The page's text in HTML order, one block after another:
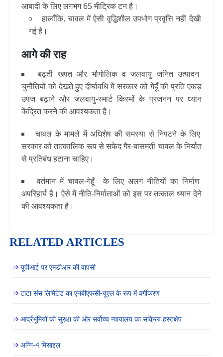
आबादी के लिए लगभग 65 मीट्रिक टन है।
हालाँकि, चावल में ऐसी वृद्धिशील उपभोग प्रवृत्ति नहीं देखी
गई है।
आगे की राह
बढ़ती खपत और भौगोलिक व जलवायु जनित उत्पादन
चुनौतियों को देखते हुए दीर्घावधि में सरकार को गेहूँ की प्रति एकड़
उपज बढ़ाने और जलवायु-स्मार्ट किस्मों के प्रजनन पर ध्यान
केंद्रित करने की आवश्यकता है।
चावल के मामले में अधिशेष की समस्या से निपटने के लिए
सरकार को तात्कालिक रूप से सफेद गैर-बासमती चावल के निर्यात
से प्रतिबंध हटाना चाहिए।
वर्तमान में चावल-गेहूँ के लिए अलग नीतियों का निर्माण
अपरिहार्य है। ऐसे में नीति-निर्माताओं को इस पर तत्काल ध्यान देने
की आवश्यकता है।
RELATED ARTICLES
यूपीआई पर एमडीआर की वापसी
टाटा संस लिमिटेड का एनबीएफसी-यूएल के रूप में वर्गीकरण
आर्द्रभूमियों की सुरक्षा की ओर सर्वोच्च न्यायालय का सक्रिय हस्तक्षेप
अग्नि-4 मिसाइल